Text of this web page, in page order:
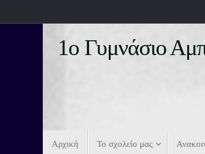
1ο Γυμνάσιο
Αρχική Το σχολείο μας